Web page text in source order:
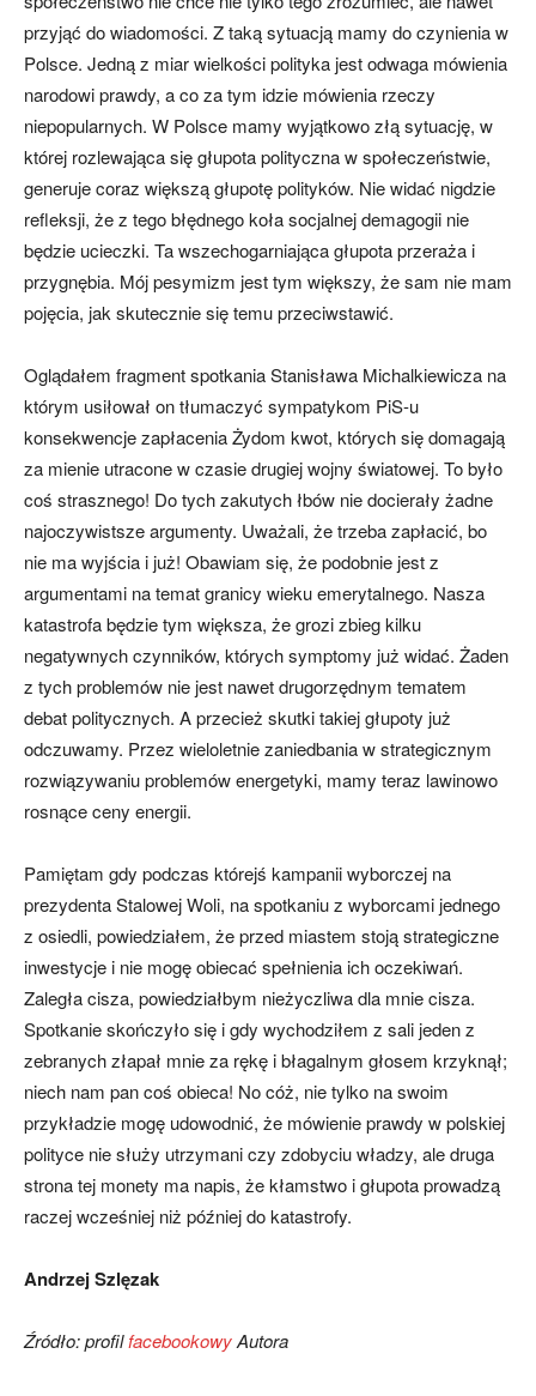
przyjąć do wiadomości. Z taką sytuacją mamy do czynienia w
Polsce. Jedną z miar wielkości polityka jest odwaga mówienia
narodowi prawdy, a co za tym idzie mówienia rzeczy
niepopularnych. W Polsce mamy wyjątkowo złą sytuację, w
której rozlewająca się głupota polityczna w społeczeństwie,
generuje coraz większą głupotę polityków. Nie widać nigdzie
refleksji, że z tego błędnego koła socjalnej demagogii nie
będzie ucieczki. Ta wszechogarniająca głupota przeraża i
przygnębia. Mój pesymizm jest tym większy, że sam nie mam
pojęcia, jak skutecznie się temu przeciwstawić.
Oglądałem fragment spotkania Stanisława Michalkiewicza na
którym usiłował on tłumaczyć sympatykom PiS-u
konsekwencje zapłacenia Żydom kwot, których się domagają
za mienie utracone w czasie drugiej wojny światowej. To było
coś strasznego! Do tych zakutych łbów nie docierały żadne
najoczywistsze argumenty. Uważali, że trzeba zapłacić, bo
nie ma wyjścia i już! Obawiam się, że podobnie jest z
argumentami na temat granicy wieku emerytalnego. Nasza
katastrofa będzie tym większa, że grozi zbieg kilku
negatywnych czynników, których symptomy już widać. Żaden
z tych problemów nie jest nawet drugorzędnym tematem
debat politycznych. A przecież skutki takiej głupoty już
odczuwamy. Przez wieloletnie zaniedbania w strategicznym
rozwiązywaniu problemów energetyki, mamy teraz lawinowo
rosnące ceny energii.
Pamiętam gdy podczas którejś kampanii wyborczej na
prezydenta Stalowej Woli, na spotkaniu z wyborcami jednego
z osiedli, powiedziałem, że przed miastem stoją strategiczne
inwestycje i nie mogę obiecać spełnienia ich oczekiwań.
Zaległa cisza, powiedziałbym nieżyczliwa dla mnie cisza.
Spotkanie skończyło się i gdy wychodziłem z sali jeden z
zebranych złapał mnie za rękę i błagalnym głosem krzyknął;
niech nam pan coś obieca! No cóż, nie tylko na swoim
przykładzie mogę udowodnić, że mówienie prawdy w polskiej
polityce nie służy utrzymani czy zdobyciu władzy, ale druga
strona tej monety ma napis, że kłamstwo i głupota prowadzą
raczej wcześniej niż później do katastrofy.
Andrzej Szlęzak
Źródło: profilfacebookowyAutora